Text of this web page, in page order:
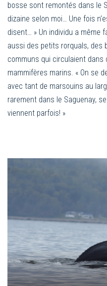
bosse sont remontés dans le
dizaine selon moi… Une fois
disent… » Un individu a même
aussi des petits rorquals, des
communs qui circulaient
mammifères marins. « On se
avec tant de marsouins au
rarement dans le Saguenay,
viennent parfois! »